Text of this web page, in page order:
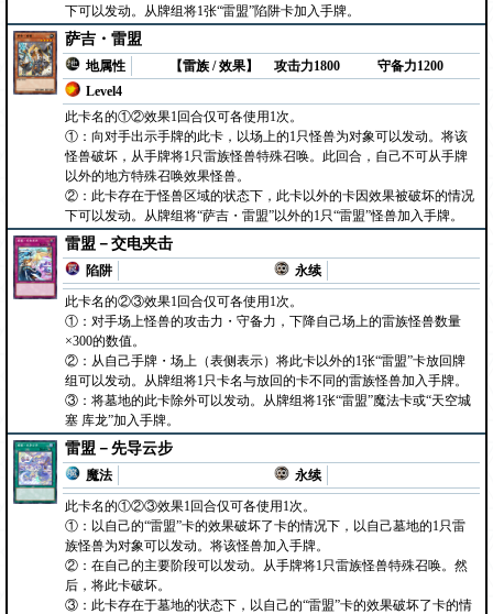
下可以发动。从牌组将1张“雷盟”陷阱卡加入手牌。
萨吉・雷盟
地属性
【雷族 / 效果】
Level4
攻击力1800 守备力1200
此卡名的①②效果1回合仅可各使用1次。
①：向对手出示手牌的此卡，以场上的1只怪兽为对象可以发动。将该
怪兽破坏，从手牌将1只雷族怪兽特殊召唤。此回合，自己不可从手牌
以外的地方特殊召唤效果怪兽。
②：此卡存在于怪兽区域的状态下，此卡以外的卡因效果被破坏的情况
下可以发动。从牌组将“萨吉・雷盟”以外的1只“雷盟”怪兽加入手牌。
雷盟－交电夹击
陷阱
永续
此卡名的②③效果1回合仅可各使用1次。
①：对手场上怪兽的攻击力・守备力，下降自己场上的雷族怪兽数量
×300的数值。
②：从自己手牌・场上（表侧表示）将此卡以外的1张“雷盟”卡放回牌
组可以发动。从牌组将1只卡名与放回的卡不同的雷族怪兽加入手牌。
③：将墓地的此卡除外可以发动。从牌组将1张“雷盟”魔法卡或“天空城
塞 库龙”加入手牌。
雷盟－先导云步
魔法
永续
此卡名的①②③效果1回合仅可各使用1次。
①：以自己的“雷盟”卡的效果破坏了卡的情况下，以自己墓地的1只雷
族怪兽为对象可以发动。将该怪兽加入手牌。
②：在自己的主要阶段可以发动。从手牌将1只雷族怪兽特殊召唤。然
后，将此卡破坏。
③：此卡存在于墓地的状态下，以自己的“雷盟”卡的效果破坏了卡的情